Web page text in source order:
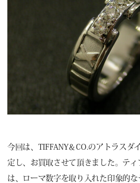
今回は、TIFFANY＆CO.のアトラスダ
定し、お買取させて頂きました。ティ
は、ローマ数字を取り入れた印象的な